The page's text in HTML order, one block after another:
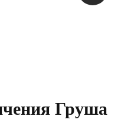
Груша